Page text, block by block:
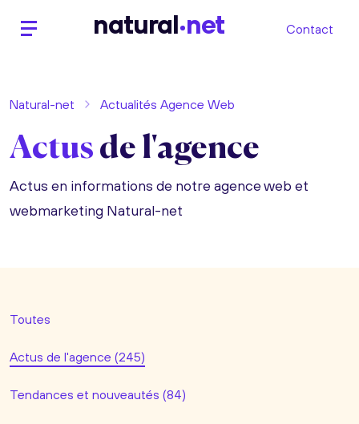
natural net Contact
Natural-net Actualités Agence Web
Actus de l'agence
Actus en informations de notre agence web et
webmarketing Natural-net
Toutes
Actus de l'agence (245)
Tendances et nouveautés (84)